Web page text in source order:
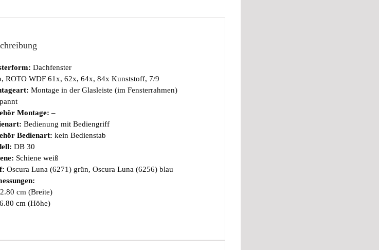
Dachfenster
ROTO WDF 61x, 62x, 64x, 84x Kunststoff, 7/9
Montage in der Glasleiste (im Fensterrahmen)
Montage: –
Bedienung mit Bediengriff
Bedienart: kein Bedienstab
DB 30
Schiene weiß
Oscura Luna (6271) grün, Oscura Luna (6256) blau
cm (Breite)
cm (Höhe)